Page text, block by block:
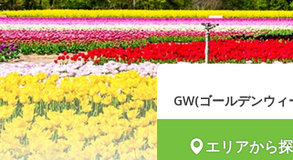
GW(ゴールデンウ
エリアから